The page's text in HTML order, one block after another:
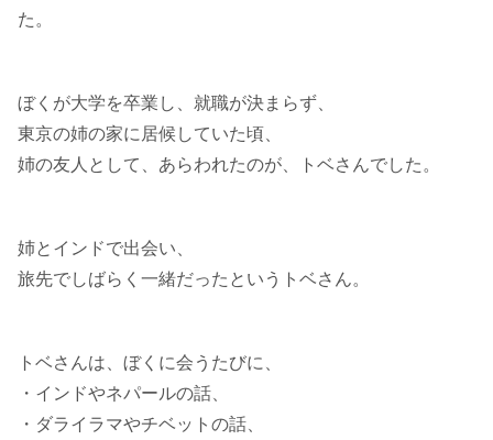
た。
ぼくが大学を卒業し、就職が決まらず、
東京の姉の家に居候していた頃、
姉の友人として、あらわれたのが、トベさんでした。
姉とインドで出会い、
旅先でしばらく一緒だったというトベさん。
トベさんは、ぼくに会うたびに、
・インドやネパールの話、
・ダライラマやチベットの話、